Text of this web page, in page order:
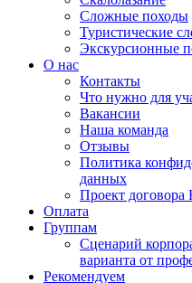
Сложные походы
Туристические
Экскурсионные
О нас
Контакты
Что нужно для
Вакансии
Наша команда
Отзывы
Политика
данных
Проект договора
Оплата
Группам
Сценарий
варианта от
Рекомендуем